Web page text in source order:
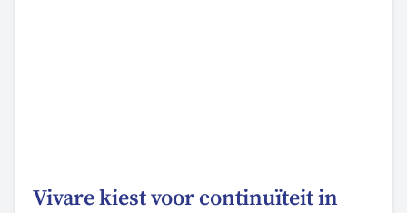
Vivare kiest voor continuïteit in